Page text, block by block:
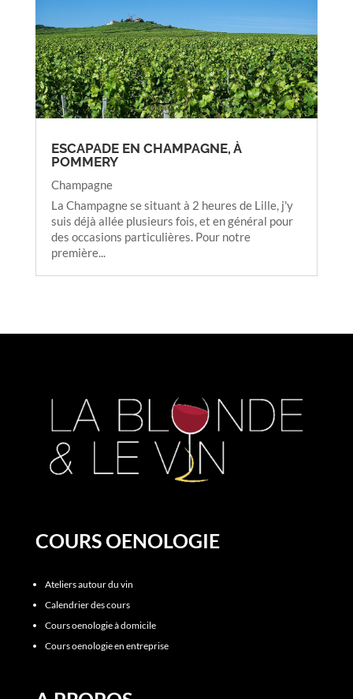
ESCAPADE EN CHAMPAGNE, À
POMMERY
Champagne
La Champagne se situant à 2 heures de Lille, j'y
suis déjà allée plusieurs fois, et en général pour
des occasions particulières. Pour notre
première...
COURS OENOLOGIE
Ateliers autour du vin
Calendrier des cours
Cours oenologie à domicile
Cours oenologie en entreprise